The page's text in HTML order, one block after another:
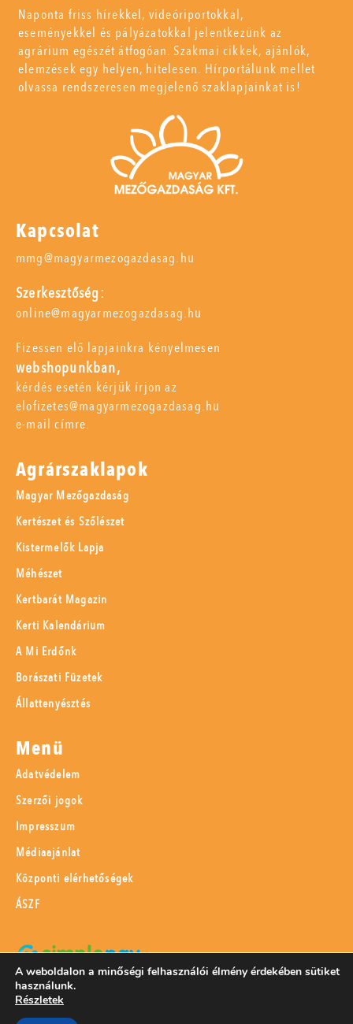
Naponta friss hírekkel, videóriportokkal,
eseményekkel és pályázatokkal jelentkezünk az
agrárium egészét átfogóan. Szakmai cikkek, ajánlók,
elemzések egy helyen, hitelesen. Hírportálunk mellet
olvassa rendszeresen megjelenő szaklapjainkat is!
Kapcsolat
mmg@magyarmezogazdasag.hu
Szerkesztőség:
online@magyarmezogazdasag.hu
Fizessen elő lapjainkra kényelmesen
webshopunkban,
kérdés esetén kérjük írjon az
elofizetes@magyarmezogazdasag.hu
e-mail címre.
Agrárszaklapok
Magyar Mezőgazdaság
Kertészet és Szőlészet
Kistermelők Lapja
Méhészet
Kertbarát Magazin
Kerti Kalendárium
A Mi Erdőnk
Borászati Füzetek
Állattenyésztés
Menü
Adatvédelem
Szerzői jogok
Impresszum
Médiaajánlat
Központi elérhetőségek
ÁSZF
SimplePay adattovábbítási nyilatkozat
A weboldalon a minőségi felhasználói élmény érdekében sütiket
használunk.
Részletek